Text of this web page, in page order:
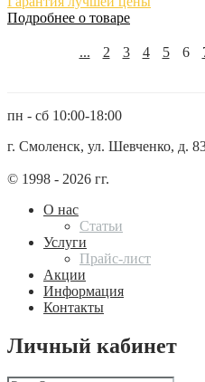
Подробнее о товаре
... 2 3 4 5 6
пн - сб 10:00-18:00
г. Смоленск, ул. Шевченко, д.
© 1998 - 2026 гг.
О нас
Статьи
Услуги
Прайс-лист
Акции
Информация
Контакты
Личный кабинет